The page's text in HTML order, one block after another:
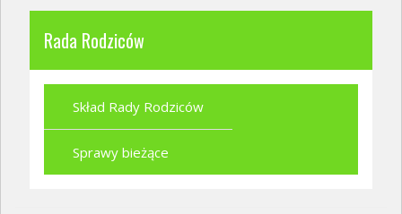
Rada Rodziców
Skład Rady Rodziców
Sprawy bieżące